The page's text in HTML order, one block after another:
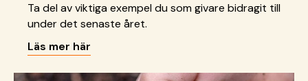
Ta del av viktiga exempel du som givare bidragit till
under det senaste året.
Läs mer här